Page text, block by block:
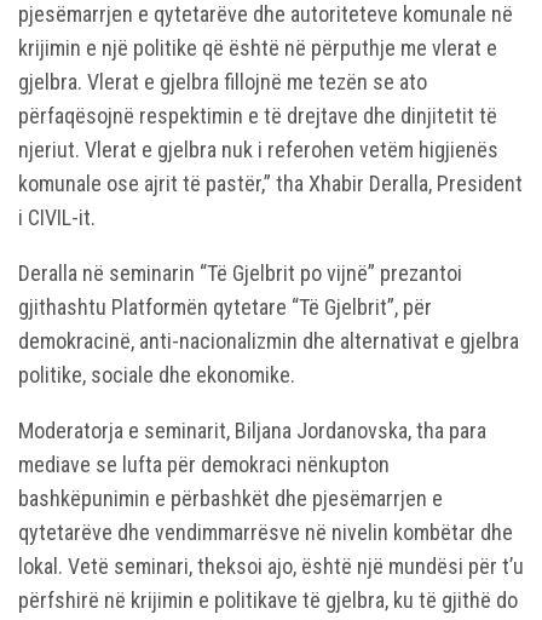
pjesëmarrjen e qytetarëve dhe autoriteteve komunale në
krijimin e një politike që është në përputhje me vlerat e
gjelbra. Vlerat e gjelbra fillojnë me tezën se ato
përfaqësojnë respektimin e të drejtave dhe dinjitetit të
njeriut. Vlerat e gjelbra nuk i referohen vetëm higjienës
komunale ose ajrit të pastër,” tha Xhabir Deralla, President
i CIVIL-it.
Deralla në seminarin “Të Gjelbrit po vijnë” prezantoi
gjithashtu Platformën qytetare “Të Gjelbrit”, për
demokracinë, anti-nacionalizmin dhe alternativat e gjelbra
politike, sociale dhe ekonomike.
Moderatorja e seminarit, Biljana Jordanovska, tha para
mediave se lufta për demokraci nënkupton
bashkëpunimin e përbashkët dhe pjesëmarrjen e
qytetarëve dhe vendimmarrësve në nivelin kombëtar dhe
lokal. Vetë seminari, theksoi ajo, është një mundësi për t’u
përfshirë në krijimin e politikave të gjelbra, ku të gjithë do